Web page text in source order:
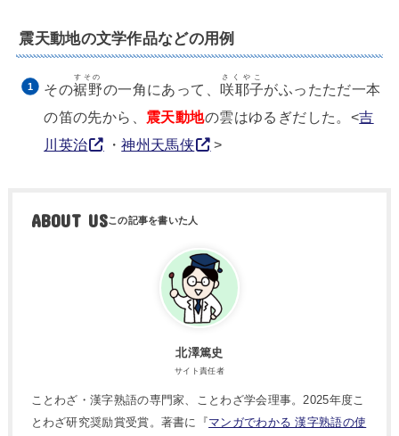
震天動地の文学作品などの用例
その裾野
すその
の一角にあって、咲耶子
さくやこ
がふったただ一本
の笛の先から、 震天動地の雲はゆるぎだした。<吉
川英治
・神州天馬侠 >
ABOUT US
北澤篤史
サイト責任者
ことわざ・漢字熟語の専門家、ことわざ学会理事。2025年度こ
とわざ研究奨励賞受賞。著書に『マンガでわかる 漢字熟語の使